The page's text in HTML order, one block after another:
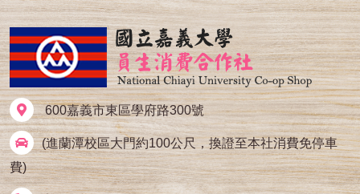
600嘉義市東區學府路300號
(進蘭潭校區大門約100公尺，換證至本社消費免停車
費)